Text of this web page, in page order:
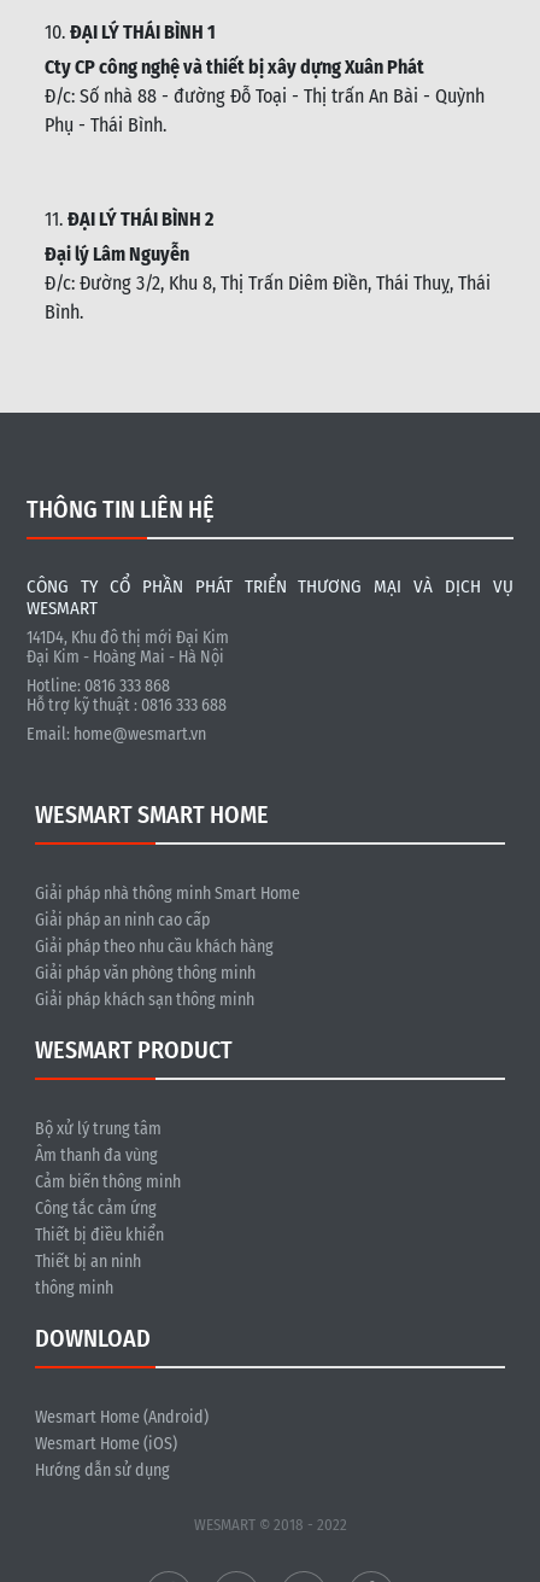
10. ĐẠI LÝ THÁI BÌNH 1
Cty CP công nghệ và thiết bị xây dựng Xuân Phát
Đ/c: Số nhà 88 - đường Đỗ Toại - Thị trấn An Bài - Quỳnh
Phụ - Thái Bình.
11. ĐẠI LÝ THÁI BÌNH 2
Đại lý Lâm Nguyễn
Đ/c: Đường 3/2, Khu 8, Thị Trấn Diêm Điền, Thái Thuỵ, Thái
Bình.
THÔNG TIN LIÊN HỆ
CÔNG TY CỔ PHẦN PHÁT TRIỂN THƯƠNG MẠI VÀ DỊCH VỤ
WESMART
141D4, Khu đô thị mới Đại Kim
Đại Kim - Hoàng Mai - Hà Nội
Hotline: 0816 333 868
Hỗ trợ kỹ thuật : 0816 333 688
Email: home@wesmart.vn
WESMART SMART HOME
Giải pháp nhà thông minh Smart Home
Giải pháp an ninh cao cấp
Giải pháp theo nhu cầu khách hàng
Giải pháp văn phòng thông minh
Giải pháp khách sạn thông minh
WESMART PRODUCT
Bộ xử lý trung tâm
Âm thanh đa vùng
Cảm biến thông minh
Công tắc cảm ứng
Thiết bị điều khiển
Thiết bị an ninh
thông minh
DOWNLOAD
Wesmart Home (Android)
Wesmart Home (iOS)
Hướng dẫn sử dụng
WESMART © 2018 - 2022